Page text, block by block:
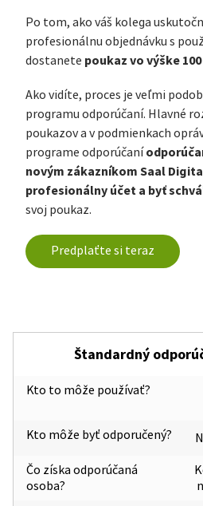
Po tom, ako váš kolega
profesionálnu objednávku s
dostanete poukaz vo výške
Ako vidíte, proces je veľmi
programu odporúčaní. Hlavné
poukazov a v podmienkach
programe odporúčaní
novým zákazníkom Saal
profesionálny účet a byť
svoj poukaz.
Predplaťte si teraz
Štandardný
Kto to môže používať?
Kto môže byť odporučený?
Čo získa odporúčaná
osoba?